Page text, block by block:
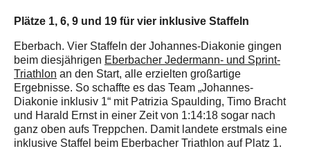
Plätze 1, 6, 9 und 19 für vier inklusive Staffeln
Eberbach. Vier Staffeln der Johannes-Diakonie gingen
beim diesjährigen Eberbacher Jedermann- und Sprint-
Triathlon an den Start, alle erzielten großartige
Ergebnisse. So schaffte es das Team „Johannes-
Diakonie inklusiv 1“ mit Patrizia Spaulding, Timo Bracht
und Harald Ernst in einer Zeit von 1:14:18 sogar nach
ganz oben aufs Treppchen. Damit landete erstmals eine
inklusive Staffel beim Eberbacher Triathlon auf Platz 1.